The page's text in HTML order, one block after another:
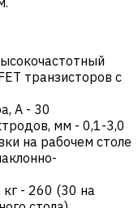
транзисторов с
А - 30
мм - 0,1-3,0
на рабочем столе
- 260 (30 на